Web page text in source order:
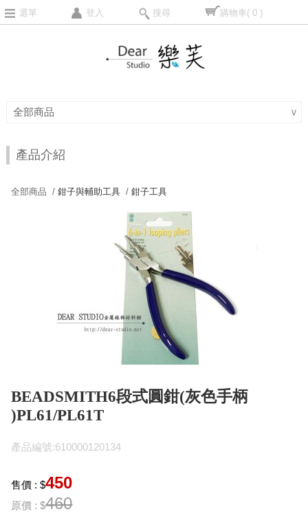
選單 登入 搜尋 購物車( 0 )
全部商品 ∨
產品介紹
全部商品 /鉗子與輔助工具 /鉗子工具
BEADSMITH6段式圓鉗(灰色手柄
)PL61/PL61T
產品編號:610000120134
售價 : $450
原價 : $460